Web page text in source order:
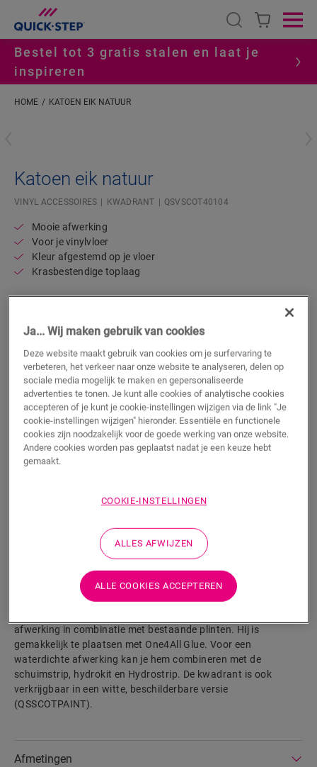
Open search
Bestel tot 3 gratis stalen en laat je
inspireren
HOME KATOEN EIK NATUUR
Katoen eik natuur
VINYL ACCESSOIRES KWADRANT QSVSCOT40104
Mooie afwerking
Voor je vinylvloer
Kleur afgestemd op je vloer
Krasbestendige toplaag
3,90
TOEVOEGEN AAN WINKELMANDJE
Wil je dit accessoire graag in het echt zien?
Productkenmerken
Dit kwadrant is een discrete plint die perfect past bij de kleur
afwerking in combinatie met bestaande plinten. Hij is
gemakkelijk te plaatsen met One4All Glue. Voor een
waterdichte afwerking kan je hem combineren met de
schuimstrip, hydrokit en Hydrostrip. De kwadrant is ook
verkrijgbaar in een witte, beschilderbare versie
(QSSCOTPAINT).
Afmetingen
Ja... Wij maken gebruik van cookies
Deze website maakt gebruik van cookies om je surfervaring te
verbeteren, het verkeer naar onze website te analyseren, delen op
sociale media mogelijk te maken en gepersonaliseerde
advertenties te tonen. Je kunt alle cookies of analytische cookies
accepteren of je kunt je cookie-instellingen wijzigen via de link "Je
cookie-instellingen wijzigen" hieronder. Essentiële en functionele
cookies zijn noodzakelijk voor de goede werking van onze website.
Andere cookies worden pas geplaatst nadat je een keuze hebt
gemaakt.
COOKIE-INSTELLINGEN
ALLES AFWIJZEN
ALLE COOKIES ACCEPTEREN